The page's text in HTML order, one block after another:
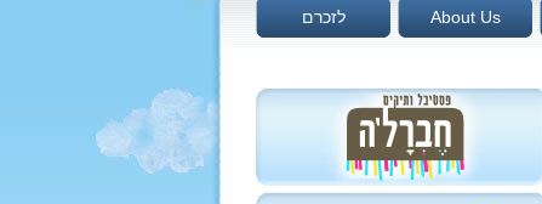
לזכרם About Us